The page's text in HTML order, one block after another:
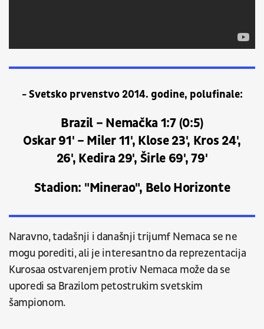
- Svetsko prvenstvo 2014. godine, polufinale:
Brazil – Nemačka 1:7 (0:5)
Oskar 91' – Miler 11', Klose 23', Kros 24',
26', Kedira 29', Širle 69', 79'
Stadion: "Minerao", Belo Horizonte
Naravno, tadašnji i današnji trijumf Nemaca se ne
mogu porediti, ali je interesantno da reprezentacija
Kurosaa ostvarenjem protiv Nemaca može da se
uporedi sa Brazilom petostrukim svetskim
šampionom.